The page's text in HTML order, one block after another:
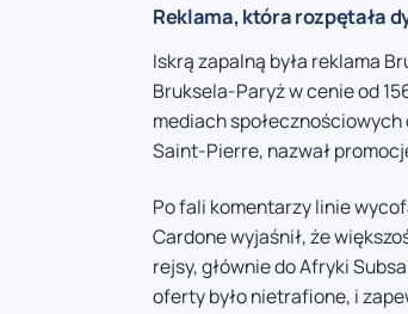
Reklama, która rozpętała
Iskrą zapalną była reklama
Bruksela-Paryż w cenie od
mediach
Saint-Pierre, nazwał
Po fali komentarzy linie
Cardone wyjaśnił, że
rejsy, głównie do Afryki
oferty było nietrafione, i